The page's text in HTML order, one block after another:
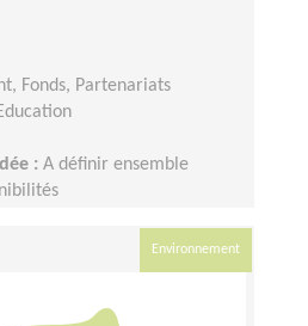
Fonds, Partenariats
: A définir ensemble
Environnement